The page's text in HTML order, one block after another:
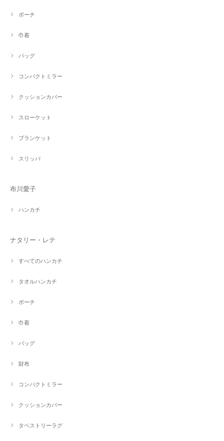
ポーチ
巾着
バッグ
コンパクトミラー
クッションカバー
スローケット
ブランケット
スリッパ
布川愛子
ハンカチ
ナタリー・レテ
すべてのハンカチ
タオルハンカチ
ポーチ
巾着
バッグ
財布
コンパクトミラー
クッションカバー
タペストリーラグ